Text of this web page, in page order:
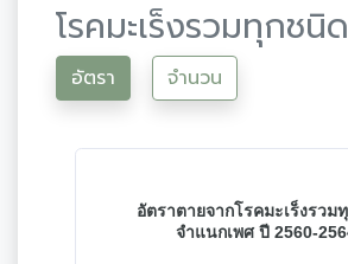
โรคมะเร็งรวมทุกชนิด
อัตรา จำนวน